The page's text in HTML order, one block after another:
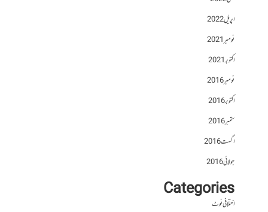
اپریل 2022
نومبر 2021
اکتوبر 2021
نومبر 2016
اکتوبر 2016
ستمبر 2016
اگست 2016
جولائی 2016
Categories
اختلافی نوٹ